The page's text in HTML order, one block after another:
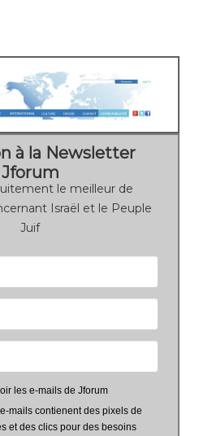
à la Newsletter
Jforum
le meilleur de
Israël et le Peuple
Juif
les e-mails de Jforum
mails contienent des pixels de
et des clics pour des besoins